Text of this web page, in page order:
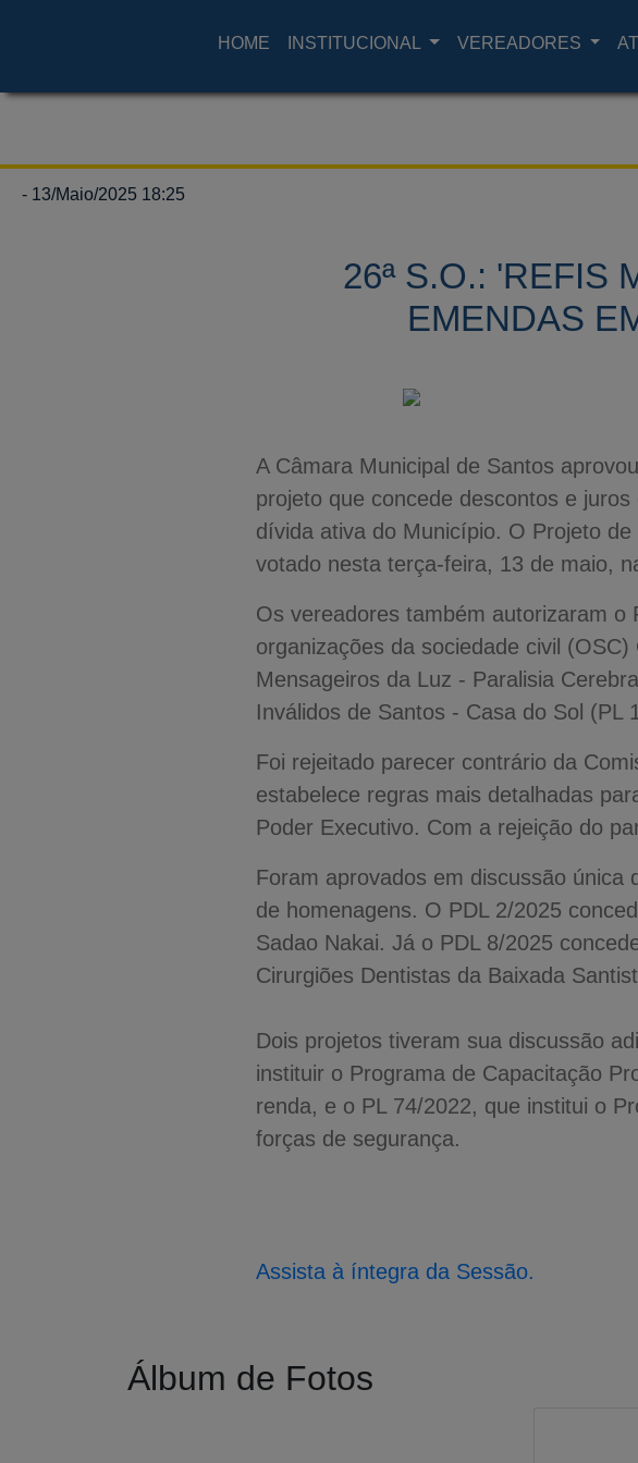
HOME INSTITUCIONAL VEREADORES
- 13/Maio/2025 18:25
26ª S.O.: 'REFIS
EMENDAS
A Câmara Municipal de Santos
projeto que concede descontos e
dívida ativa do Município. O Projeto
votado nesta terça-feira, 13 de maio,
Os vereadores também autorizaram
organizações da sociedade civil
Mensageiros da Luz - Paralisia
Inválidos de Santos - Casa do Sol (PL
Foi rejeitado parecer contrário da
estabelece regras mais detalhadas
Poder Executivo. Com a rejeição do
Foram aprovados em discussão única
de homenagens. O PDL 2/2025
Sadao Nakai. Já o PDL 8/2025
Cirurgiões Dentistas da Baixada
Dois projetos tiveram sua discussão
instituir o Programa de Capacitação
renda, e o PL 74/2022, que institui o
forças de segurança.
Assista à íntegra da Sessão.
Álbum de Fotos